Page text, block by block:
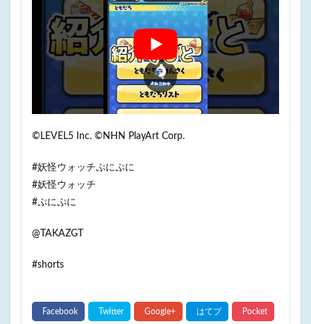
©LEVEL5 Inc. ©NHN PlayArt Corp.
#妖怪ウォッチぷにぷに
#妖怪ウォッチ
#ぷにぷに
@TAKAZGT
#shorts